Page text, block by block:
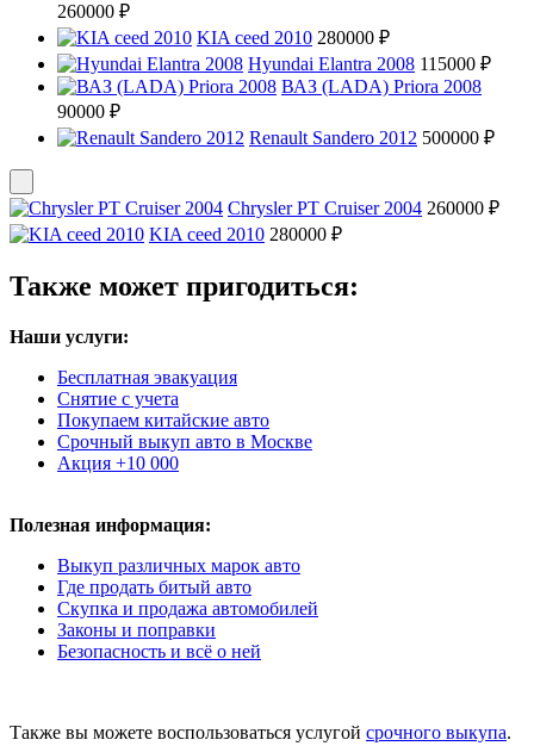
260000 ₽
KIA ceed 2010 280000 ₽
Hyundai Elantra 2008 115000 ₽
ВАЗ (LADA) Priora 2008
90000 ₽
Renault Sandero 2012 500000 ₽
Chrysler PT Cruiser 2004 260000 ₽
KIA ceed 2010 280000 ₽
Также может пригодиться:
Наши услуги:
Бесплатная эвакуация
Снятие с учета
Покупаем китайские авто
Срочный выкуп авто в Москве
Акция +10 000
Полезная информация:
Выкуп различных марок авто
Где продать битый авто
Скупка и продажа автомобилей
Законы и поправки
Безопасность и всё о ней
Также вы можете воспользоваться услугой срочного выкупа.